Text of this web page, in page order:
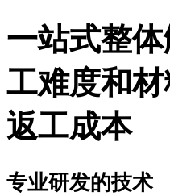
一站式整
工难度和
返工成本
专业研发的技术